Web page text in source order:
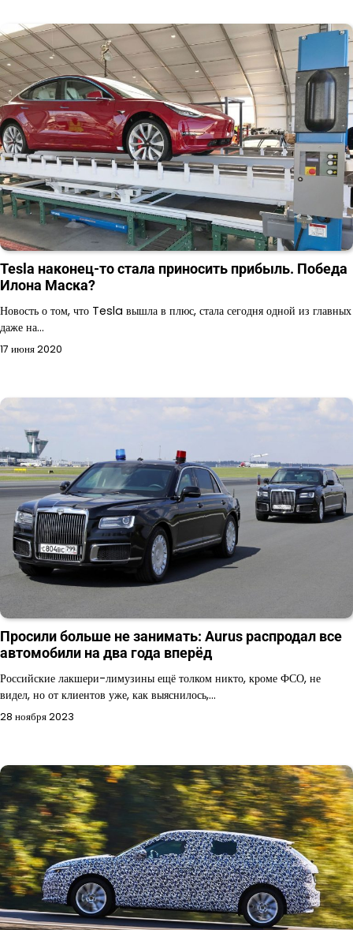
Tesla наконец-то стала приносить прибыль. Победа
Илона Маска?
Новость о том, что Tesla вышла в плюс, стала сегодня одной из главных
даже на…
17 июня 2020
Просили больше не занимать: Aurus распродал все
автомобили на два года вперёд
Российские лакшери-лимузины ещё толком никто, кроме ФСО, не
видел, но от клиентов уже, как выяснилось,…
28 ноября 2023